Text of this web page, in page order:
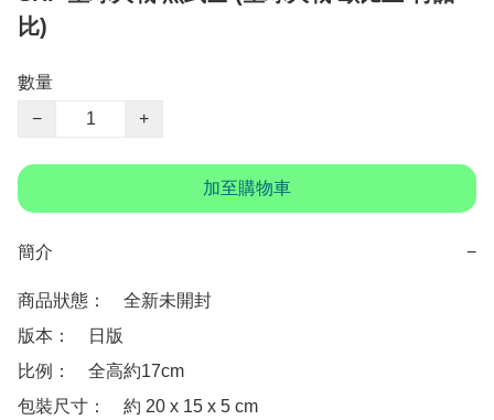
比)
數量
−
+
加至購物車
簡介 −
商品狀態：　全新未開封
版本：　日版
比例：　全高約17cm
包裝尺寸：　約 20 x 15 x 5 cm